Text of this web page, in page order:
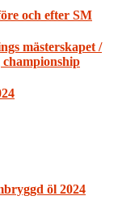
och efter SM
mästerskapet /
öl 2024